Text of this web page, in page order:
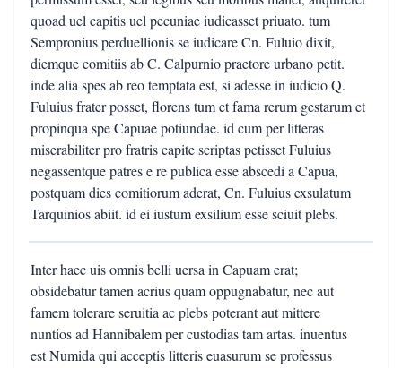
quoad uel capitis uel pecuniae iudicasset priuato. tum
Sempronius perduellionis se iudicare Cn. Fuluio dixit,
diemque comitiis ab C. Calpurnio praetore urbano petit.
inde alia spes ab reo temptata est, si adesse in iudicio Q.
Fuluius frater posset, florens tum et fama rerum gestarum et
propinqua spe Capuae potiundae. id cum per litteras
miserabiliter pro fratris capite scriptas petisset Fuluius
negassentque patres e re publica esse abscedi a Capua,
postquam dies comitiorum aderat, Cn. Fuluius exsulatum
Tarquinios abiit. id ei iustum exsilium esse sciuit plebs.
Inter haec uis omnis belli uersa in Capuam erat;
obsidebatur tamen acrius quam oppugnabatur, nec aut
famem tolerare seruitia ac plebs poterant aut mittere
nuntios ad Hannibalem per custodias tam artas. inuentus
est Numida qui acceptis litteris euasurum se professus